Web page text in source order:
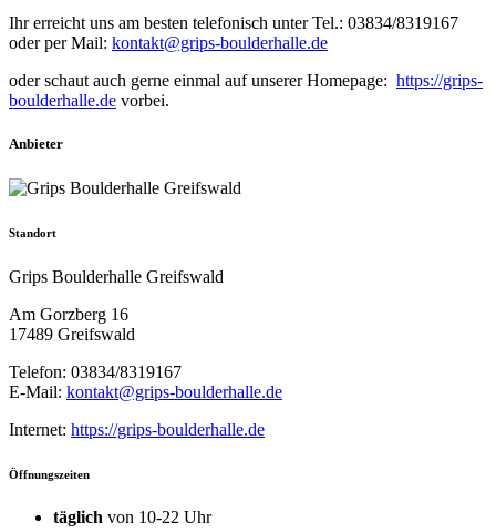
Ihr erreicht uns am besten telefonisch unter Tel.: 03834/8319167
oder per Mail: kontakt@grips-boulderhalle.de
oder schaut auch gerne einmal auf unserer Homepage: https://grips-
boulderhalle.de vorbei.
Anbieter
Standort
Grips Boulderhalle Greifswald
Am Gorzberg 16
17489 Greifswald
Telefon: 03834/8319167
E-Mail: kontakt@grips-boulderhalle.de
Internet: https://grips-boulderhalle.de
Öffnungszeiten
täglich von 10-22 Uhr